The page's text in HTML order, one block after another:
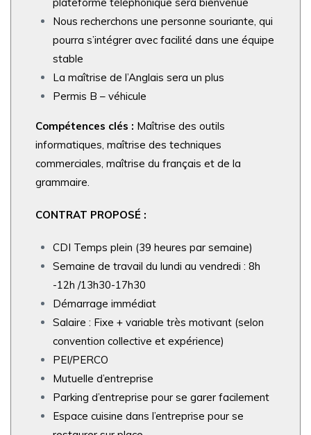
Nous recherchons une personne souriante, qui
pourra s’intégrer avec facilité dans une équipe
stable
La maîtrise de l’Anglais sera un plus
Permis B – véhicule
Compétences clés : Maîtrise des outils
informatiques, maîtrise des techniques
commerciales, maîtrise du français et de la
grammaire.
CONTRAT PROPOSÉ :
CDI Temps plein (39 heures par semaine)
Semaine de travail du lundi au vendredi : 8h
-12h /13h30-17h30
Démarrage immédiat
Salaire : Fixe + variable très motivant (selon
convention collective et expérience)
PEI/PERCO
Mutuelle d’entreprise
Parking d’entreprise pour se garer facilement
Espace cuisine dans l’entreprise pour se